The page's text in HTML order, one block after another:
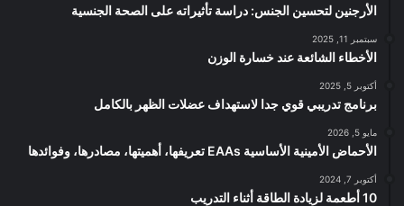
الأرجنين لتحسين الجنس: دراسة تأثيراته على الصحة الجنسية
سبتمبر 11, 2025
الأخطاء الشائعة عند خسارة الوزن
أكتوبر 5, 2025
برنامج تدريبي قوي جدا لاستهداف عضلات الظهر بالكامل
مايو 5, 2026
الأحماض الأمينية الأساسية EAAs تعريفها، أهميتها، مصادرها، وفوائدها
أكتوبر 7, 2024
10 أطعمة لزيادة الطاقة أثناء التدريب